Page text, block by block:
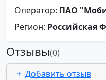
Оператор: ПАО
Регион: Российская
Отзывы(0)
Добавить отзыв